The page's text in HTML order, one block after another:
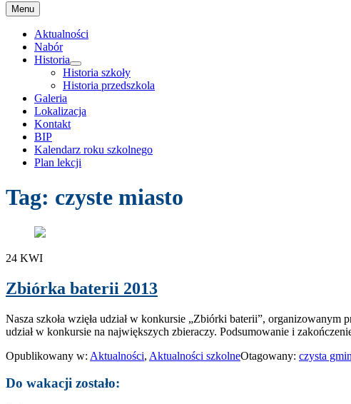
Menu Przejdź
do
treści
Aktualności
Nabór
Historia
rozwiń
menu
potomne
Historia szkoły
Historia przedszkola
Galeria
Lokalizacja
Kontakt
BIP
Kalendarz roku szkolnego
Plan lekcji
Tag: czyste miasto
24 KWI
Zbiórka baterii 2013
Nasza szkoła wzięła udział w konkursie „Zbiórki baterii”,
udział w konkursie na największych zbieraczy. Podsumowanie i
Opublikowany w: Aktualności, Aktualności szkolneOtagowany: czysta
Do wakacji zostało: